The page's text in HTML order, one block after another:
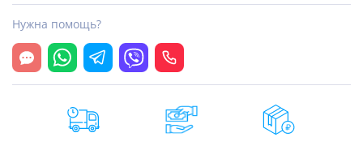
Нужна помощь?
Открыть чат
WhatsappTelegramViber Позвонить